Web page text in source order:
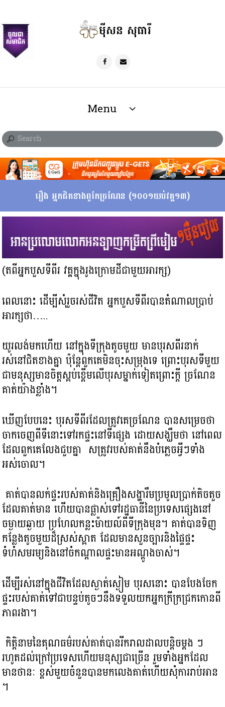
ម៉ីសន សុធារី
Menu
រឿង អ្នកជិតខាងពូកែច្រណែន (១០០១យប់វគ្គ១៣)
(តពីអ្នកបួសទីពីរ វគ្គ​​ក្នុងរូងក្រោមដីជាមួយអារក្ស)
ពេលនោះ ដើម្បីសុំរួចរស់ជីវិត អ្នកបួសទីពីរបានតំណាលប្រាប់
អារក្សថា…..
យូរលង់មកហើយ នៅក្នុងទីក្រុងតូចមួយ មាន​បុរសពីរនាក់
រស់នៅជិតខាងគ្នា​ ប៉ុន្តែពួកគេមិនចុះសម្រុងទេ ព្រោះបុរសទីមួយ
ជាមនុស្សមានចិត្ត​ស្អប់ខ្ពើមលើបុរសម្នាក់ទៀតព្រោះក្តី ច្រណែន
គាត់យ៉ាងខ្លាំង។
ឃើញបែបនេះ​ បុរសទីពីរ​ដែលត្រូវគេច្រណែន បានសម្រេចថា​
ចាកចេញពីទីនោះ​ទៅរកផ្ទះនៅទី​ផ្សេង ដោយសង្ឃឹមថា នៅពេល
ដែលពួកគេលែងជួបគ្នា សត្រូវរបស់គាត់នឹងបំភ្លេចអ្វីៗទាំង
អស់ចោល។
គាត់បានលក់ផ្ទះរបស់គាត់និងគ្រឿងសង្ហារឹមប្រមូលប្រាក់តិចតួច​
ដែលគាត់មាន ហើយបានផ្លាស់ទៅរដ្ឋធានីនៃប្រទេសផ្សេង​នៅ
ចម្ងាយឆ្ងាយ ប្រហែលកន្លះម៉ាយល៍ពីទីក្រុងមុន។ គាត់បានទិញ
កន្លែងតូចមួយដ៏ស្រស់ស្អាត ដែលមានសួនច្បារនិងផ្ទៃផ្ទះ
ទំហំសមរម្យនិង​នៅចំកណ្តាលផ្ទះមានអណ្តូងចាស់។
ដើម្បីរស់នៅក្នុងជីវិតដែលស្ងាត់ស្ងៀម បុរសនោះ បានបែងចែក
ផ្ទះរបស់គាត់ទៅជាបន្ទប់តូចៗនឹង​ទទួលយកអ្នកក្រីក្រ​ជ្រកកោនពី
ភាពរងា។
កិត្តិនាមនៃគុណធម៌របស់គាត់បានរីករាលដាលបន្តិចម្តង ៗ
រហូតដល់ក្រៅប្រទេសហើយមនុស្សជាច្រើន រួមទាំងអ្នកដែល
មានថានៈ ខ្ពស់មួយចំនួនបានមកលេងគាត់ហើយសុំការរាប់អាន
។